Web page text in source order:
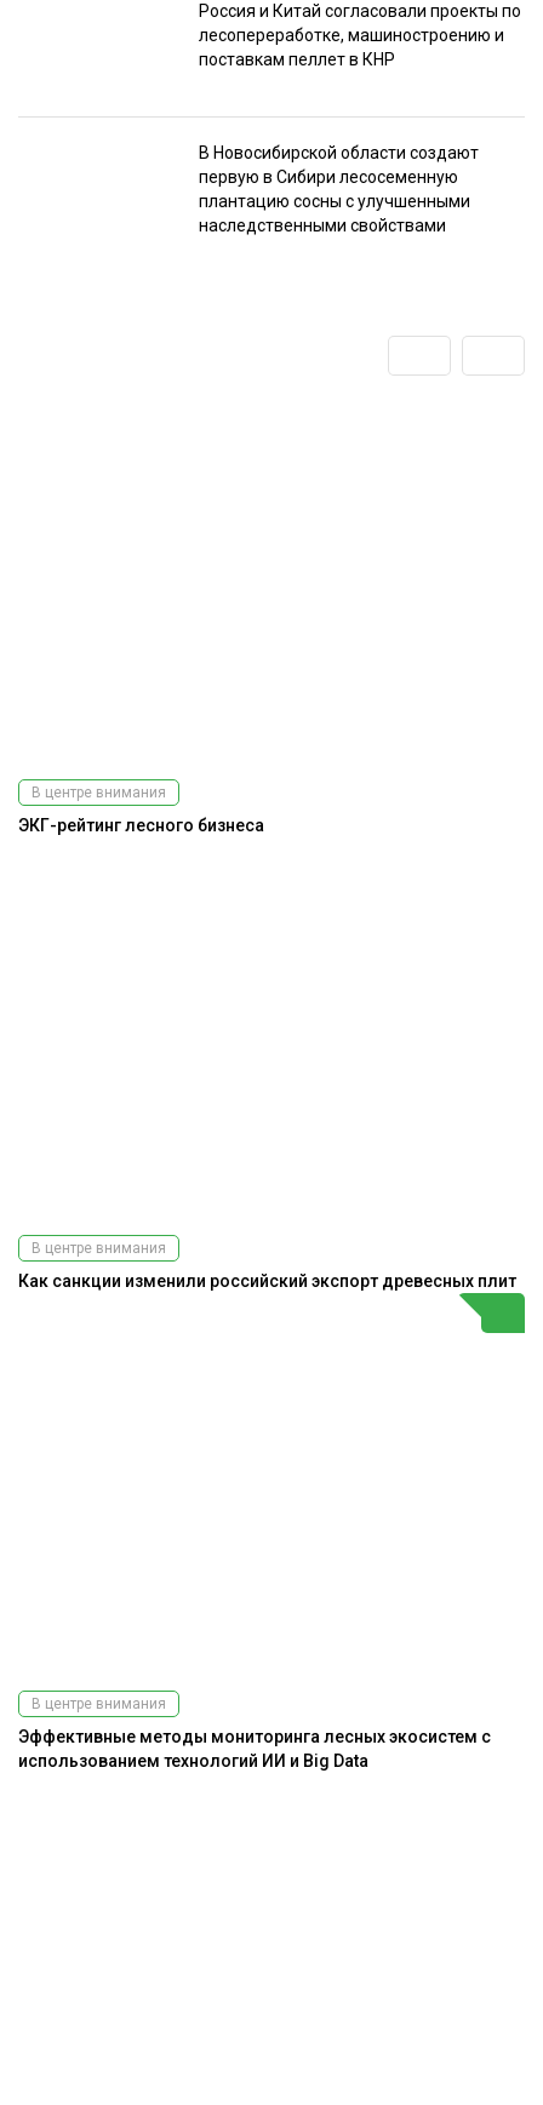
Россия и Китай согласовали проекты по
лесопереработке, машиностроению и
поставкам пеллет в КНР
В Новосибирской области создают
первую в Сибири лесосеменную
плантацию сосны с улучшенными
наследственными свойствами
В центре внимания
ЭКГ-рейтинг лесного бизнеса
В центре внимания
Как санкции изменили российский экспорт древесных плит
В центре внимания
Эффективные методы мониторинга лесных экосистем с
использованием технологий ИИ и Big Data